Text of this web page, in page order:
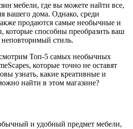
мебели, где вы можете найти все,
вашего дома. Однако, среди
продаются самые необычные и
которые способны преобразить ваш
стиль.
Топ-5 самых необычных
которые точно не оставят
узнать, какие креативные и
найти в этом магазине?
и удобный предмет мебели,